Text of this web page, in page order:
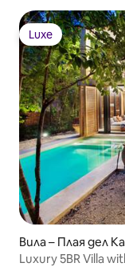
Luxe
Luxe
Вила – Плая дел
Luxury 5BR Villa